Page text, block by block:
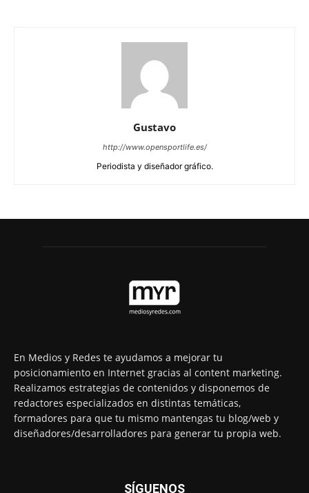
Gustavo
http://www.opensportlife.es/
Periodista y diseñador gráfico.
En Medios y Redes te ayudamos a mejorar tu
posicionamiento en Internet gracias al content marketing.
Realizamos estrategias de contenidos y disponemos de
redactores especializados en distintas temáticas,
formadores para que tu mismo mantengas tu blog/web y
diseñadores/desarrolladores para generar tu propia web.
SÍGUENOS